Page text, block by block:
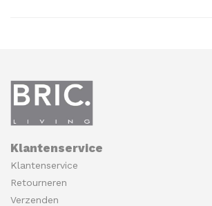
Klantenservice
Klantenservice
Retourneren
Verzenden